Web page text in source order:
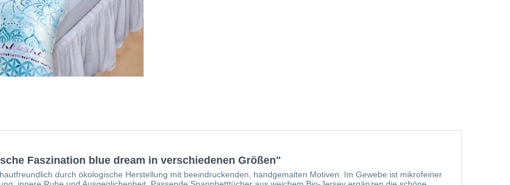
Faszination blue dream in verschiedenen Größen"
durch ökologische Herstellung mit beeindruckenden, handgemalten Motiven. Im Gewebe ist mikrofeiner